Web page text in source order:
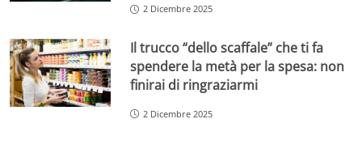
2 Dicembre 2025
Il trucco “dello scaffale” che ti fa
spendere la metà per la spesa: non
finirai di ringraziarmi
2 Dicembre 2025